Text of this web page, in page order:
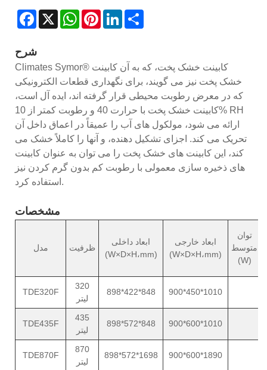
Facebook
X WhatsAppPinterestLinkedIn
شرح
Climates Symor® کابینت خشک پخت، که به آن کابینت
خشک پخت نیز می گویند، برای نگهداری قطعات الکترونیکی
که در معرض رطوبت محیطی قرار گرفته اند، ایده آل است،
کابینت خشک پخت با حرارت 40 و رطوبت کمتر از 10% RH
ارائه می شود، مولکول های آب را عمیقاً در اعماق داخل آن
تحریک می کند. اجزای تشکیل دهنده، و آنها را کاملاً خشک می
کند، این کابینت های خشک پخت را می توان به عنوان کابینت
های ذخیره سازی معمولی با رطوبت کم بدون گرم کردن نیز
استفاده کرد.
مشخصات
مدل ظرفیت
ابعاد داخلی
(W×D×H،mm)
ابعاد خارجی
(W×D×H،mm)
توان
متوسط
​​(W)
TDE320F
320
لیتر
898*422*848 900*450*1010
TDE435F
435
لیتر
898*572*848 900*600*1010
TDE870F
870
لیتر
898*572*1698 900*600*1890